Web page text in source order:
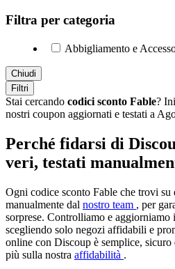
Filtra per categoria
Abbigliamento e
Chiudi
Filtri
Stai cercando codici sconto Fable?
nostri coupon aggiornati e testati a
Perché fidarsi di
veri, testati
Ogni codice sconto Fable che trovi su
manualmente dal nostro team , per
sorprese. Controlliamo e aggiorniamo
scegliendo solo negozi affidabili e
online con Discoup è semplice,
più sulla nostra affidabilità .